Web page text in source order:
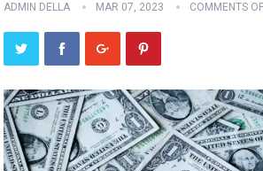
ADMIN DELLA MAR 07, 2023 COMMENTS